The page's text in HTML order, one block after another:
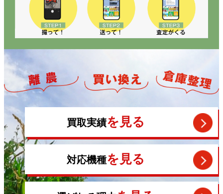
買取実績を見る
対応機種を見る